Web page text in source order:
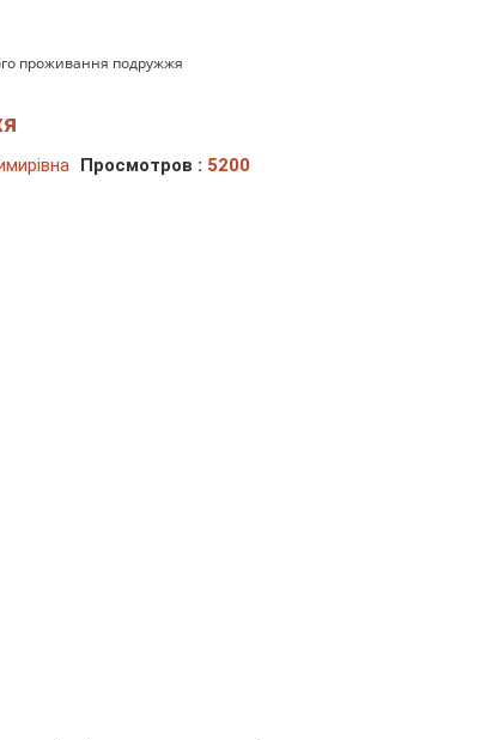
проживання подружжя
Просмотров : 5200